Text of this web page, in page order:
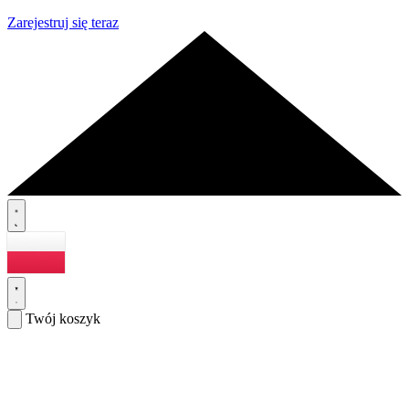
Zarejestruj się teraz
Twój koszyk